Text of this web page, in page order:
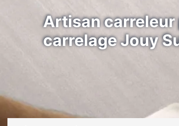
Artisan carreleur
carrelage Jouy